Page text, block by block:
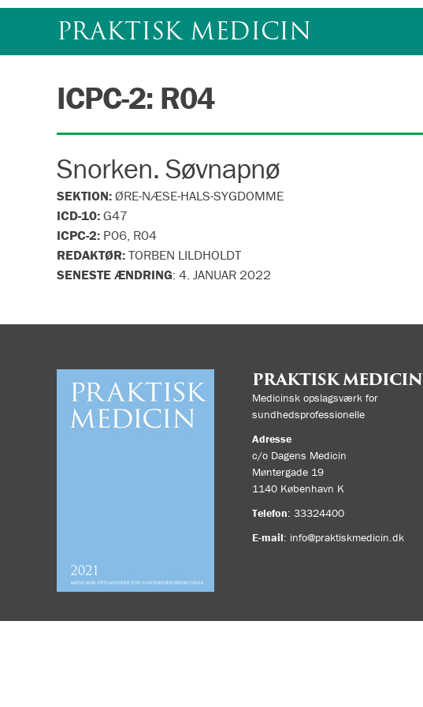
indhold
PRAKTISK MEDICIN
ICPC-2: R04
Snorken. Søvnapnø
SEKTION:ØRE-NÆSE-HALS-SYGDOMME
ICD-10:G47
ICPC-2: P06, R04
REDAKTØR:TORBEN LILDHOLDT
SENESTE ÆNDRING: 4. JANUAR 2022
PRAKTISK MEDICIN
Medicinsk opslagsværk for
sundhedsprofessionelle
Adresse
c/o Dagens Medicin
Møntergade 19
1140 København K
Telefon: 33324400
E-mail: info@praktiskmedicin.dk